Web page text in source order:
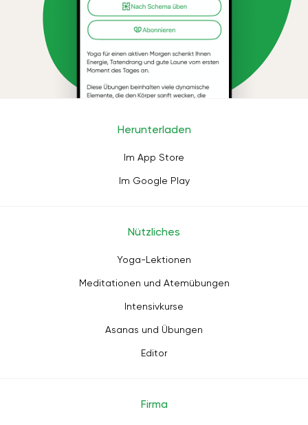
Herunterladen
Im App Store
Im Google Play
Nützliches
Yoga-Lektionen
Meditationen und Atemübungen
Intensivkurse
Asanas und Übungen
Editor
Firma